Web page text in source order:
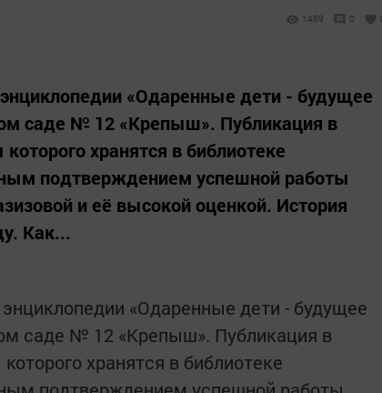
1489 0
«Одаренные дети - будущее
саде № 12 «Крепыш». Публикация в
хранятся в библиотеке
подтверждением успешной работы
и её высокой оценкой. История
Как...
«Одаренные дети - будущее
саде № 12 «Крепыш». Публикация в
хранятся в библиотеке